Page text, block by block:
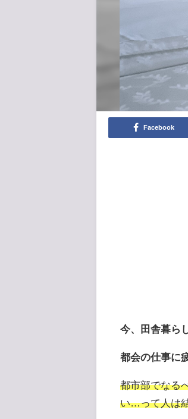
Facebook
今、田舎暮ら
都会の仕事に
都市部でなる
い…って人は